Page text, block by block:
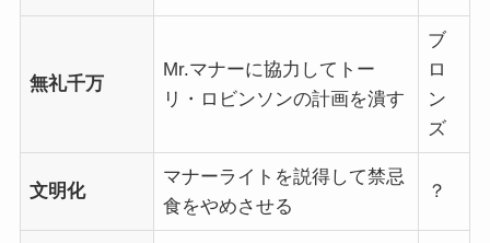
無礼千万
Mr.マナーに協力してトー
リ・ロビンソンの計画を潰す
ブ
ロ
ン
ズ
文明化
マナーライトを説得して禁忌
食をやめさせる
？